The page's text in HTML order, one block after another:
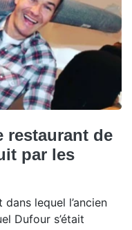
restaurant de
par les
lequel l’ancien
Dufour s’était